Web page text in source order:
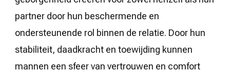
partner door hun beschermende en
ondersteunende rol binnen de relatie. Door hun
stabiliteit, daadkracht en toewijding kunnen
mannen een sfeer van vertrouwen en comfort